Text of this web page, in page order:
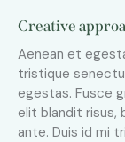
Creative
Aenean et
tristique
egestas. Fusce
elit blandit risus,
ante. Duis id mi